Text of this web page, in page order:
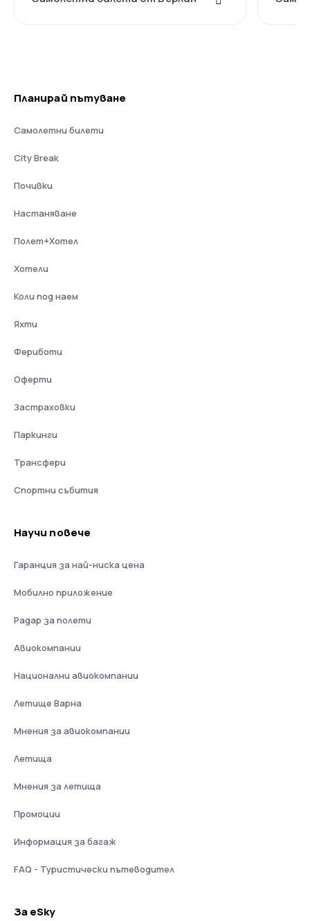
Планирай пътуване
Самолетни билети
City Break
Почивки
Настаняване
Полет+Хотел
Хотели
Коли под наем
Яхти
Фериботи
Оферти
Застраховки
Паркинги
Трансфери
Спортни събития
Научи повече
Гаранция за най-ниска цена
Мобилно приложение
Радар за полети
Авиокомпании
Национални авиокомпании
Летище Варна
Мнения за авиокомпании
Летища
Мнения за летища
Промоции
Информация за багаж
FAQ - Туристически пътеводител
За eSky